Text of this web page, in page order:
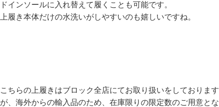
ドインソールに入れ替えて履くことも可能です。
上履き本体だけの水洗いがしやすいのも嬉しいですね。
こちらの上履きはブロック全店にてお取り扱いをしております
が、海外からの輸入品のため、在庫限りの限定数のご用意とな